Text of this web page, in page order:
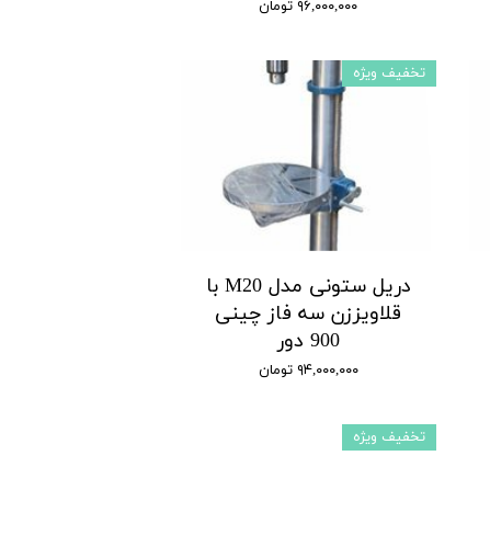
۹۶,۰۰۰,۰۰۰ تومان
دریل ستونی مدل M20 با
قلاویززن سه فاز چینی
900 دور
۹۴,۰۰۰,۰۰۰ تومان
تخفیف ویژه
تخفیف ویژه